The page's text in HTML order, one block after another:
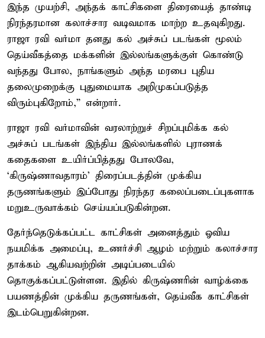
இந்த முயற்சி, அந்தக் காட்சிகளை திரையைத் தாண்டி
நிரந்தரமான கலாச்சார வடிவமாக மாற்ற உதவுகிறது.
ராஜா ரவி வர்மா தனது கல் அச்சுப் படங்கள் மூலம்
தெய்வீகத்தை மக்களின் இல்லங்களுக்குள் கொண்டு
வந்தது போல, நாங்களும் அந்த மரபை புதிய
தலைமுறைக்கு புதுமையாக அறிமுகப்படுத்த
விரும்புகிறோம்,” என்றார்.
ராஜா ரவி வர்மாவின் வரலாற்றுச் சிறப்புமிக்க கல்
அச்சுப் படங்கள் இந்திய இல்லங்களில் புராணக்
கதைகளை உயிர்ப்பித்தது போலவே,
‘கிருஷ்ணாவதாரம்’ திரைப்படத்தின் முக்கிய
தருணங்களும் இப்போது நிரந்தர கலைப்படைப்புகளாக
மறுஉருவாக்கம் செய்யப்படுகின்றன.
தேர்ந்தெடுக்கப்பட்ட காட்சிகள் அனைத்தும் ஓவிய
நயமிக்க அமைப்பு, உணர்ச்சி ஆழம் மற்றும் கலாச்சார
தாக்கம் ஆகியவற்றின் அடிப்படையில்
தொகுக்கப்பட்டுள்ளன. இதில் கிருஷ்ணரின் வாழ்க்கை
பயணத்தின் முக்கிய தருணங்கள், தெய்வீக காட்சிகள்
இடம்பெறுகின்றன.